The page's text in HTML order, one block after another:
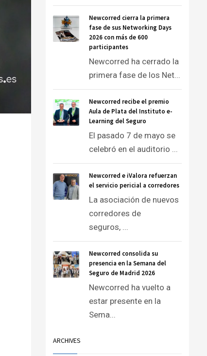
Newcorred cierra la primera
fase de sus Networking Days
2026 con más de 600
participantes
Newcorred ha cerrado la
primera fase de los Net...
Newcorred recibe el premio
Aula de Plata del Instituto e-
Learning del Seguro
El pasado 7 de mayo se
celebró en el auditorio ...
Newcorred e iValora refuerzan
el servicio pericial a corredores
La asociación de nuevos
corredores de
seguros, ...
Newcorred consolida su
presencia en la Semana del
Seguro de Madrid 2026
Newcorred ha vuelto a
estar presente en la
Sema...
ARCHIVES